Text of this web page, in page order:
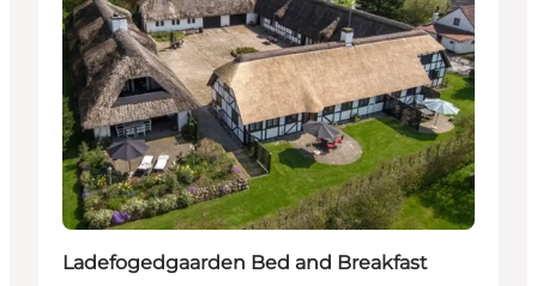
Ladefogedgaarden Bed and Breakfast